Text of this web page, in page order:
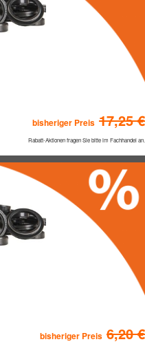
bisheriger Preis 17,25 €
Rabatt-Aktionen fragen Sie bitte im Fachhandel an.
bisheriger Preis 6,20 €